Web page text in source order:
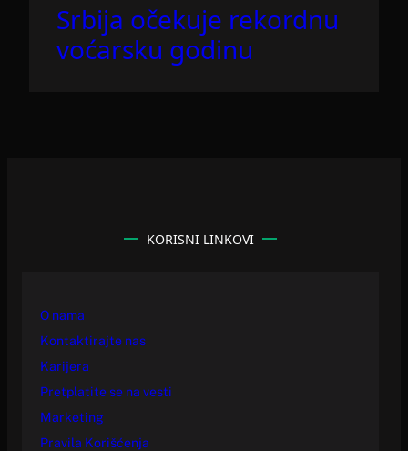
Srbija očekuje rekordnu
voćarsku godinu
KORISNI LINKOVI
O nama
Kontaktirajte nas
Karijera
Pretplatite se na vesti
Marketing
Pravila Korišćenja